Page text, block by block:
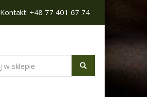
Kontakt: +48 77 401 67 74